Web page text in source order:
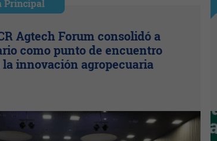
Principal
Agtech Forum consolidó a
como punto de encuentro
la innovación agropecuaria